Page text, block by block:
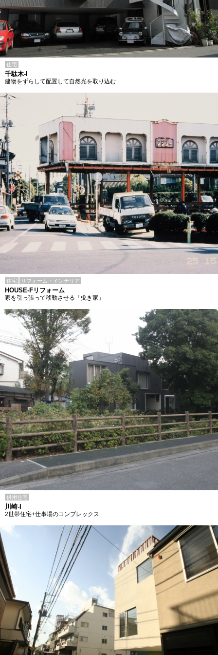
住宅
千駄木-I
建物をずらして配置して自然光を取り込む
住宅 リフォーム・インテリア
HOUSE-Fリフォーム
家を引っ張って移動させる「曵き家」
併用住宅
川崎-I
2世帯住宅+仕事場のコンプレックス